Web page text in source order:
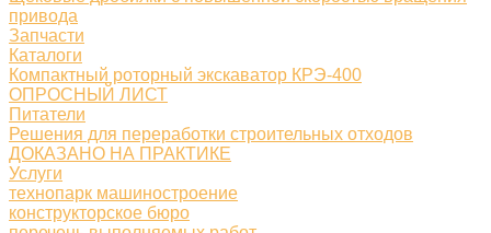
привода
Запчасти
Каталоги
Компактный роторный экскаватор КРЭ-400
ОПРОСНЫЙ ЛИСТ
Питатели
Решения для переработки строительных отходов
ДОКАЗАНО НА ПРАКТИКЕ
Услуги
технопарк машиностроение
конструкторское бюро